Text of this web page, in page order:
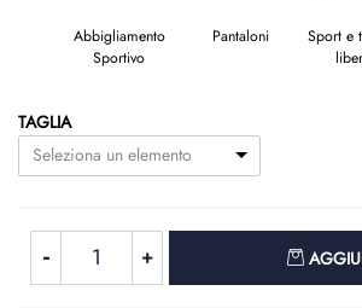
Abbigliamento
Sportivo
Pantaloni
Sport e
TAGLIA
Seleziona un elemento